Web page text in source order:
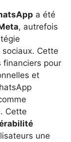
a été
, autrefois
Cette
pour
et
Cette
une